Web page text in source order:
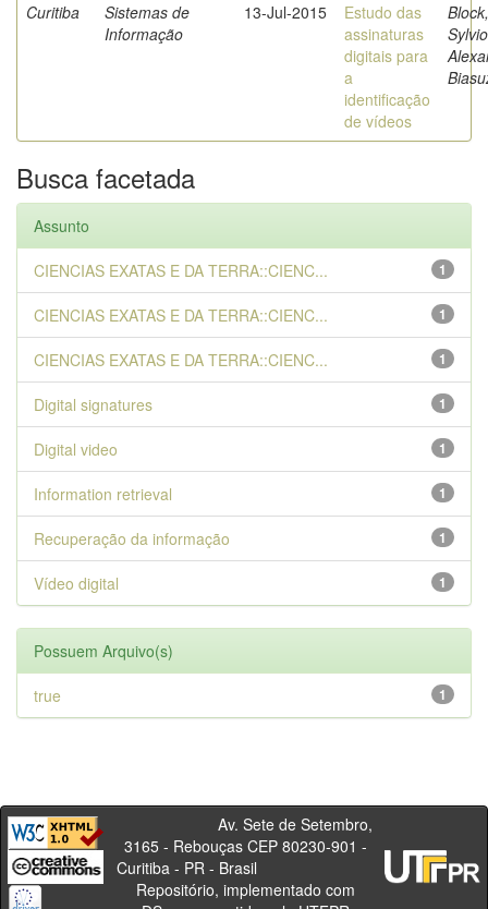
Curitiba
Sistemas de
Informação
13-Jul-2015
Estudo das
assinaturas
digitais para
a
identificação
de vídeos
Block,
Sylvio
Busca facetada
Assunto
1
CIENCIAS EXATAS E DA TERRA::CIENC...
1
CIENCIAS EXATAS E DA TERRA::CIENC...
1
CIENCIAS EXATAS E DA TERRA::CIENC...
1
Digital signatures
1
Digital video
1
Information retrieval
1
Recuperação da informação
1
Vídeo digital
Possuem Arquivo(s)
1
true
Av. Sete de Setembro,
3165 - Rebouças CEP 80230-901 -
Curitiba - PR - Brasil
Repositório, implementado com